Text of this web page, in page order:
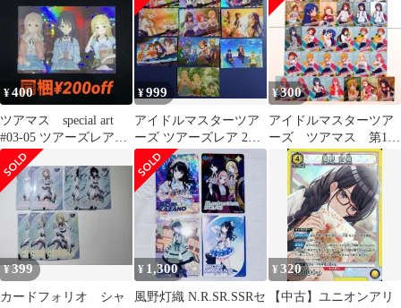
¥400
ツアマス special art
#03-05 ツアーズレア
TR 03 07
¥999
アイドルマスターツア
ーズ ツアーズレア 2弾
後半 全10種コンプリー
トセット
¥300
アイドルマスターツア
ーズ ツアマス 第1弾
＆第3弾〜5弾 カード
31枚まとめ売り
¥399
カードフォリオ シャ
¥ 1,300
風野灯織 N.R.SR.SSRセ
¥320
【中古】ユニオンアリ